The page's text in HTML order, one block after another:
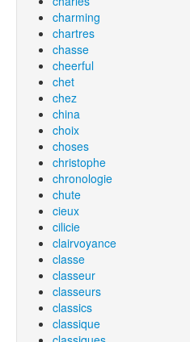
charming
chartres
chasse
cheerful
chet
chez
china
choix
choses
christophe
chronologie
chute
cieux
cilicie
clairvoyance
classe
classeur
classeurs
classics
classique